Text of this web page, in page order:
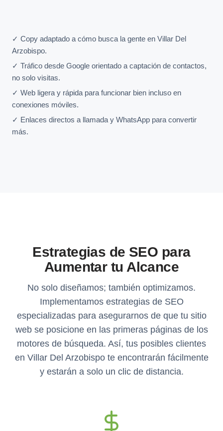
✓ Copy adaptado a cómo busca la gente en Villar Del
Arzobispo.
✓ Tráfico desde Google orientado a captación de contactos,
no solo visitas.
✓ Web ligera y rápida para funcionar bien incluso en
conexiones móviles.
✓ Enlaces directos a llamada y WhatsApp para convertir
más.
Estrategias de SEO para
Aumentar tu Alcance
No solo diseñamos; también optimizamos.
Implementamos estrategias de SEO
especializadas para asegurarnos de que tu sitio
web se posicione en las primeras páginas de los
motores de búsqueda. Así, tus posibles clientes
en Villar Del Arzobispo te encontrarán fácilmente
y estarán a solo un clic de distancia.